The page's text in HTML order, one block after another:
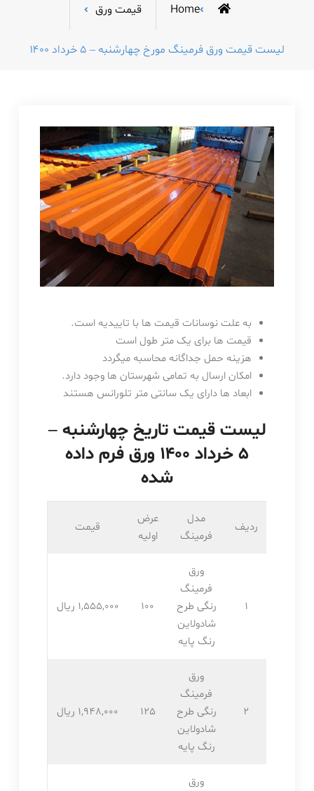
Home قیمت ورق
لیست قیمت ورق فرمینگ مورخ چهارشنبه – ۵ خرداد ۱۴۰۰
به علت نوسانات قیمت ها با تاییدیه است.
قیمت ها برای یک متر طول است
هزینه حمل جداگانه محاسبه میگردد
امکان ارسال به تمامی شهرستان ها وجود دارد.
ابعاد ها دارای یک سانتی متر تلورانس هستند
لیست قیمت تاریخ چهارشنبه –
۵ خرداد ۱۴۰۰ ورق فرم داده
شده
ردیف
مدل
فرمینگ
عرض
اولیه
قیمت
1
ورق
فرمینگ
رنگی طرح
شادولاین
رنگ پایه
100 1,555,۰۰۰ ریال
2
ورق
فرمینگ
رنگی طرح
شادولاین
رنگ پایه
125 1,948,۰۰۰ ریال
ورق